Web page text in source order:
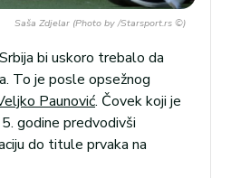
Saša Zdjelar (Photo by /Starsport.rs ©)
bi uskoro trebalo da
To je posle opsežnog
Paunović. Čovek koji je
godine predvodivši
do titule prvaka na